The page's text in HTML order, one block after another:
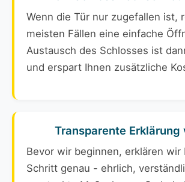
Wenn die Tür nur zugefallen ist,
meisten Fällen eine einfache
Austausch des Schlosses ist
und erspart Ihnen zusätzliche
Transparente Erklärung
Bevor wir beginnen, erklären wir
Schritt genau - ehrlich,